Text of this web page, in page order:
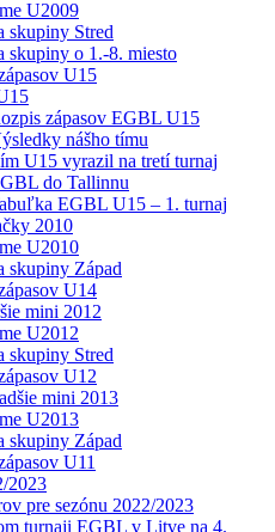
U2009
skupiny Stred
skupiny o 1.-8. miesto
U15
zápasov EGBL U15
nášho tímu
U15 vyrazil na tretí turnaj
do Tallinnu
EGBL U15 – 1. turnaj
2010
U2010
skupiny Západ
U14
mini 2012
U2012
skupiny Stred
U12
mini 2013
U2013
skupiny Západ
U11
2023
pre sezónu 2022/2023
turnaji EGBL v Litve na 4.